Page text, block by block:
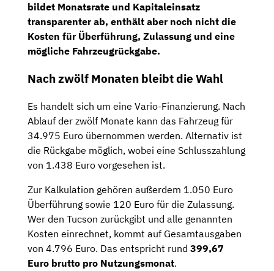
bildet Monatsrate und Kapitaleinsatz
transparenter ab, enthält aber noch nicht die
Kosten für Überführung, Zulassung und eine
mögliche Fahrzeugrückgabe.
Nach zwölf Monaten bleibt die Wahl
Es handelt sich um eine Vario-Finanzierung. Nach
Ablauf der zwölf Monate kann das Fahrzeug für
34.975 Euro übernommen werden. Alternativ ist
die Rückgabe möglich, wobei eine Schlusszahlung
von 1.438 Euro vorgesehen ist.
Zur Kalkulation gehören außerdem 1.050 Euro
Überführung sowie 120 Euro für die Zulassung.
Wer den Tucson zurückgibt und alle genannten
Kosten einrechnet, kommt auf Gesamtausgaben
von 4.796 Euro. Das entspricht rund 399,67
Euro brutto pro Nutzungsmonat.